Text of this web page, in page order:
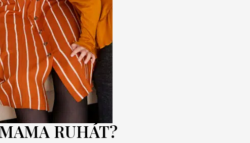
RUHÁT?